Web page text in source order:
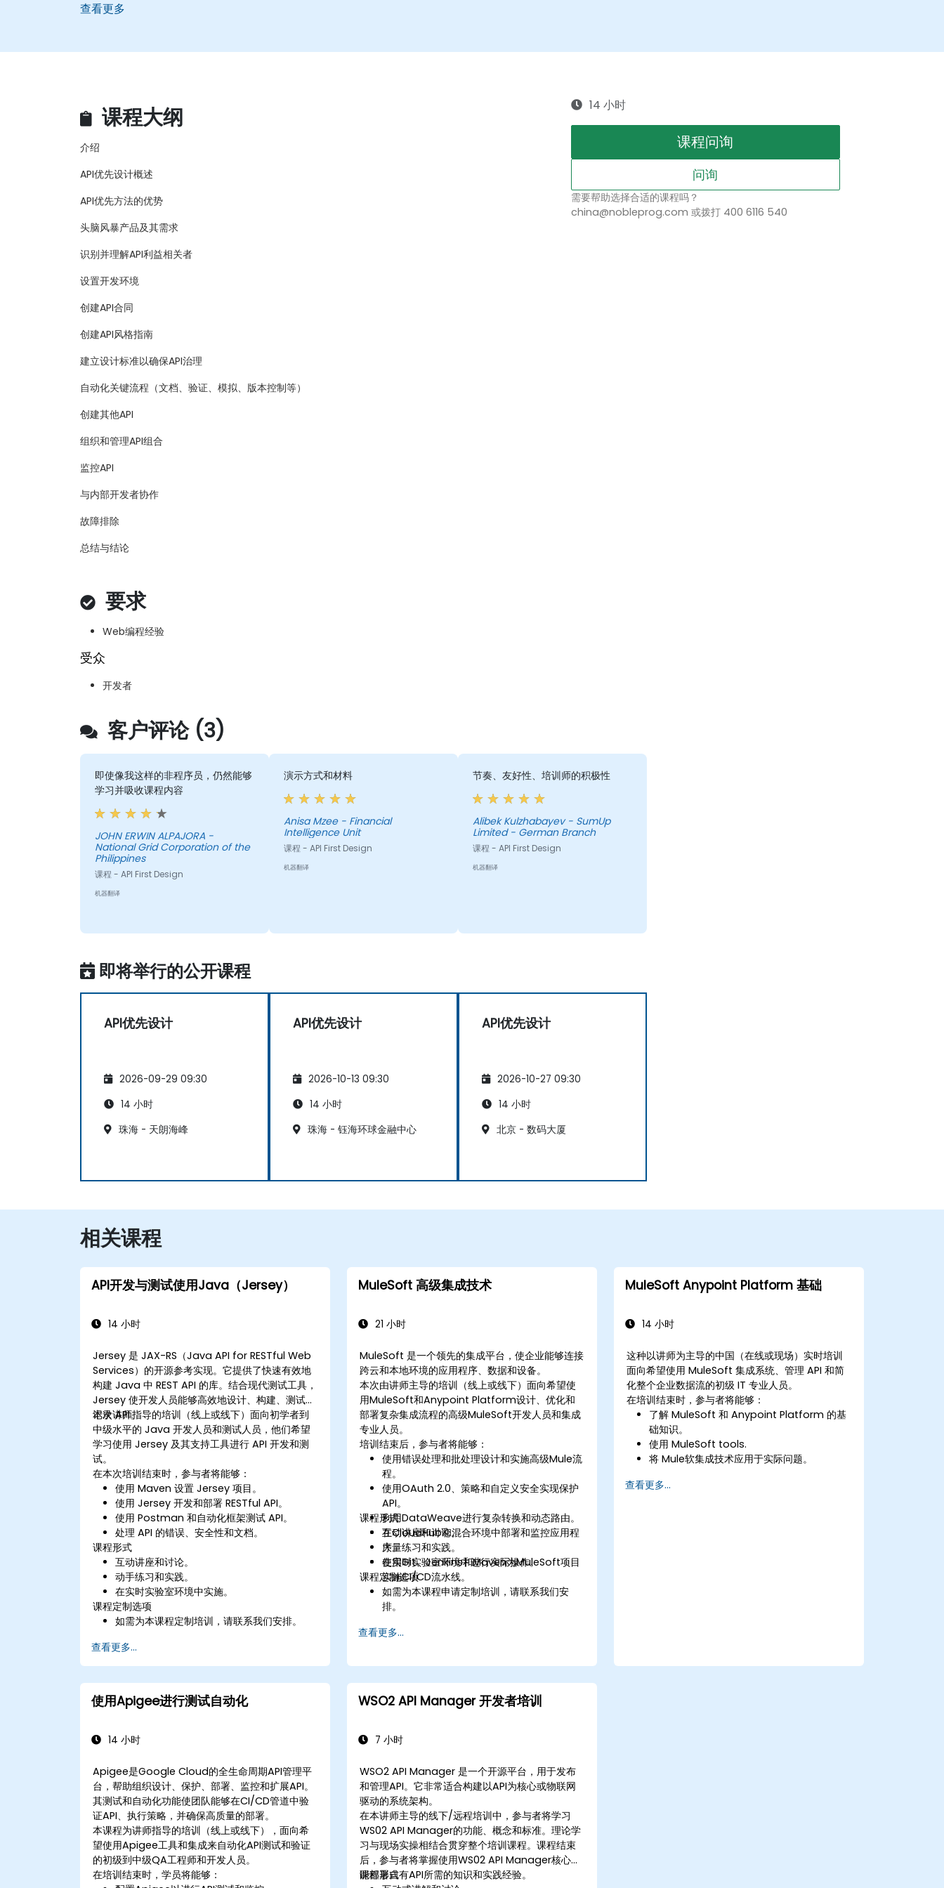
查看更多
课程大纲
介绍
API优先设计概述
API优先方法的优势
头脑风暴产品及其需求
识别并理解API利益相关者
设置开发环境
创建API合同
创建API风格指南
建立设计标准以确保API治理
自动化关键流程（文档、验证、模拟、版本控制等）
创建其他API
组织和管理API组合
监控API
与内部开发者协作
故障排除
总结与结论
要求
Web编程经验
受众
开发者
14 小时
课程问询
问询
需要帮助选择合适的课程吗？
china@nobleprog.com 或拨打 400 6116 540
客户评论 (3)
即使像我这样的非程序员，仍然能够
学习并吸收课程内容
JOHN ERWIN ALPAJORA -
National Grid Corporation of the
Philippines
课程 - API First Design
机器翻译
演示方式和材料
Anisa Mzee - Financial
Intelligence Unit
课程 - API First Design
机器翻译
节奏、友好性、培训师的积极性
Alibek Kulzhabayev - SumUp
Limited - German Branch
课程 - API First Design
机器翻译
即将举行的公开课程
API优先设计
2026-09-29 09:30
14 小时
珠海 - 天朗海峰
API优先设计
2026-10-13 09:30
14 小时
珠海 - 钰海环球金融中心
API优先设计
2026-10-27 09:30
14 小时
北京 - 数码大厦
相关课程
API开发与测试使用Java（Jersey）
14 小时
Jersey 是 JAX-RS（Java API for RESTful Web
Services）的开源参考实现。它提供了快速有效地
构建 Java 中 REST API 的库。结合现代测试工具，
Jersey 使开发人员能够高效地设计、构建、测试和
记录 API。
本次讲师指导的培训（线上或线下）面向初学者到
中级水平的 Java 开发人员和测试人员，他们希望
学习使用 Jersey 及其支持工具进行 API 开发和测
试。
在本次培训结束时，参与者将能够：
使用 Maven 设置 Jersey 项目。
使用 Jersey 开发和部署 RESTful API。
使用 Postman 和自动化框架测试 API。
处理 API 的错误、安全性和文档。
课程形式
互动讲座和讨论。
动手练习和实践。
在实时实验室环境中实施。
课程定制选项
如需为本课程定制培训，请联系我们安排。
查看更多...
MuleSoft 高级集成技术
21 小时
MuleSoft 是一个领先的集成平台，使企业能够连接
跨云和本地环境的应用程序、数据和设备。
本次由讲师主导的培训（线上或线下）面向希望使
用MuleSoft和Anypoint Platform设计、优化和
部署复杂集成流程的高级MuleSoft开发人员和集成
专业人员。
培训结束后，参与者将能够：
使用错误处理和批处理设计和实施高级Mule流
程。
使用OAuth 2.0、策略和自定义安全实现保护
API。
利用DataWeave进行复杂转换和动态路由。
在CloudHub和混合环境中部署和监控应用程
序。
使用Git、Jenkins和Maven为MuleSoft项目
实施CI/CD流水线。
课程形式
互动讲座和讨论。
大量练习和实践。
在实时实验室环境中进行实际操作。
课程定制选项
如需为本课程申请定制培训，请联系我们安
排。
查看更多...
MuleSoft Anypoint Platform 基础
14 小时
这种以讲师为主导的中国（在线或现场）实时培训
面向希望使用 MuleSoft 集成系统、管理 API 和简
化整个企业数据流的初级 IT 专业人员。
在培训结束时，参与者将能够：
了解 MuleSoft 和 Anypoint Platform 的基
础知识。
使用 MuleSoft tools.
将 Mule软集成技术应用于实际问题。
程度。
查看更多...
使用Apigee进行测试自动化
14 小时
Apigee是Google Cloud的全生命周期API管理平
台，帮助组织设计、保护、部署、监控和扩展API。
其测试和自动化功能使团队能够在CI/CD管道中验
证API、执行策略，并确保高质量的部署。
本课程为讲师指导的培训（线上或线下），面向希
望使用Apigee工具和集成来自动化API测试和验证
的初级到中级QA工程师和开发人员。
在培训结束时，学员将能够：
WSO2 API Manager 开发者培训
7 小时
WSO2 API Manager 是一个开源平台，用于发布
和管理API。它非常适合构建以API为核心或物联网
驱动的系统架构。
在本讲师主导的线下/远程培训中，参与者将学习
WS02 API Manager的功能、概念和标准。理论学
习与现场实操相结合贯穿整个培训课程。课程结束
后，参与者将掌握使用WS02 API Manager核心功
能部署自有API所需的知识和实践经验。
课程形式